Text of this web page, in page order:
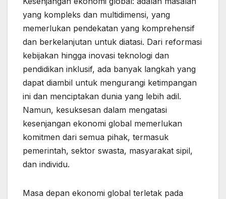
yang kompleks dan multidimensi, yang
memerlukan pendekatan yang komprehensif
dan berkelanjutan untuk diatasi. Dari reformasi
kebijakan hingga inovasi teknologi dan
pendidikan inklusif, ada banyak langkah yang
dapat diambil untuk mengurangi ketimpangan
ini dan menciptakan dunia yang lebih adil.
Namun, kesuksesan dalam mengatasi
kesenjangan ekonomi global memerlukan
komitmen dari semua pihak, termasuk
pemerintah, sektor swasta, masyarakat sipil,
dan individu.
Masa depan ekonomi global terletak pada